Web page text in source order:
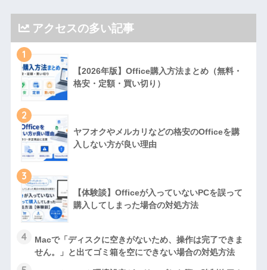
アクセスの多い記事
1
【2026年版】Office購入方法まとめ（無料・
格安・定額・買い切り）
2
ヤフオクやメルカリなどの格安のOfficeを購
入しない方が良い理由
3
【体験談】Officeが入っていないPCを誤って
購入してしまった場合の対処方法
4
Macで「ディスクに空きがないため、操作は完了できま
せん。」と出てゴミ箱を空にできない場合の対処方法